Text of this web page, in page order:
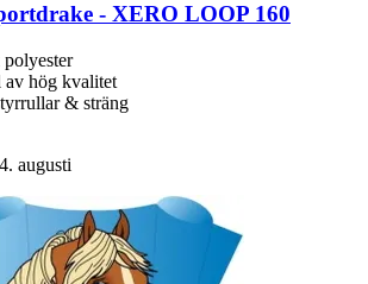
-​ XERO LOOP 160
polyester
av hög kvalitet
& sträng
augusti